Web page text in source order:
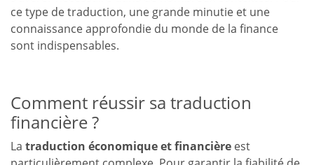
ce type de traduction, une grande minutie et une
connaissance approfondie du monde de la finance
sont indispensables.
Comment réussir sa traduction
financière ?
La traduction économique et financière est